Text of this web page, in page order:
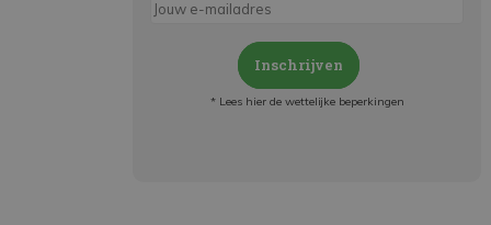
Inschrijven
* Lees hier de wettelijke beperkingen